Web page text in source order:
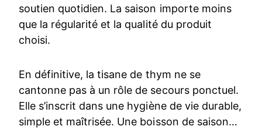
soutien quotidien. La saison importe moins
que la régularité et la qualité du produit
choisi.
En définitive, la tisane de thym ne se
cantonne pas à un rôle de secours ponctuel.
Elle s’inscrit dans une hygiène de vie durable,
simple et maîtrisée. Une boisson de saison…